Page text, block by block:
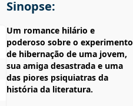
Sinopse:
Um romance hilário e
poderoso sobre o experimento
de hibernação de uma jovem,
sua amiga desastrada e uma
das piores psiquiatras da
história da literatura.